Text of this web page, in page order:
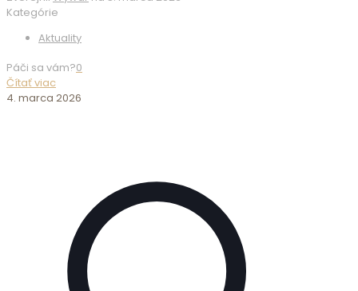
Kategórie
Aktuality
Páči sa vám?0
Čítať viac
4. marca 2026